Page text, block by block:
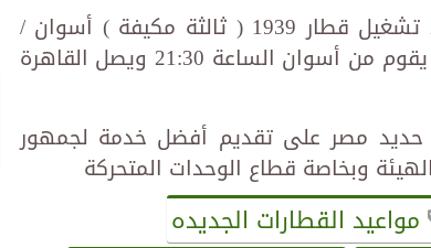
- اعتباراً من يوم الخميس الموافق 23 / 1 / 2025 تشغيل قطار 1939 ( ثالثة مكيفة ) أسوان /
القاهرة حتي يوم السبت الموافق 22/2/2025 حيث يقوم من أسوان الساعة 21:30 ويصل القاهرة
مصر على تقديم أفضل خدمة لجمهور
وبخاصة قطاع الوحدات المتحركة
مواعيد القطارات الجديده